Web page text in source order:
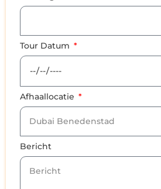
Tour Datum
Afhaallocatie
Bericht